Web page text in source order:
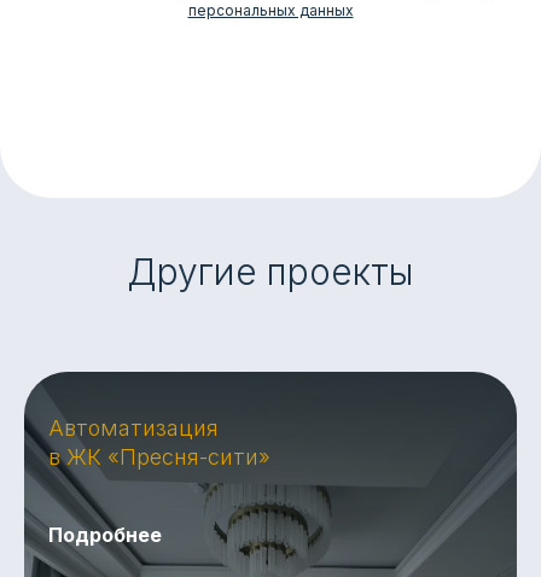
персональных данных
Другие проекты
Автоматизация
в ЖК «Пресня-сити»
Подробнее